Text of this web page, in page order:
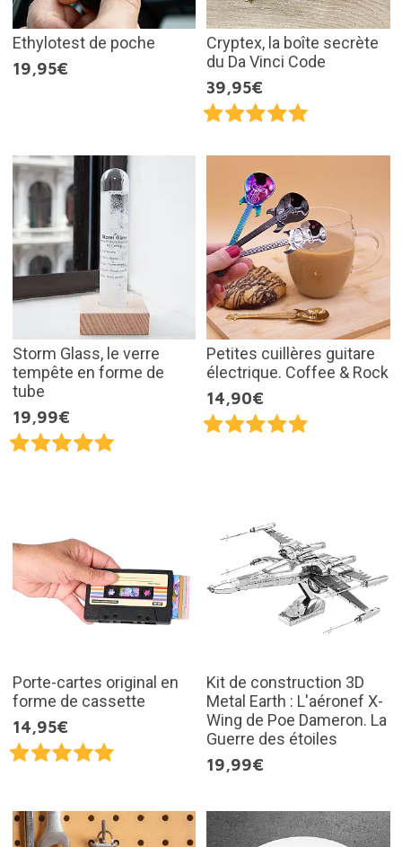
Ethylotest de poche
19,95€
Cryptex, la boîte secrète
du Da Vinci Code
39,95€
Storm Glass, le verre
tempête en forme de
tube
19,99€
Petites cuillères guitare
électrique. Coffee & Rock
14,90€
Porte-cartes original en
forme de cassette
14,95€
Kit de construction 3D
Metal Earth : L'aéronef X-
Wing de Poe Dameron. La
Guerre des étoiles
19,99€